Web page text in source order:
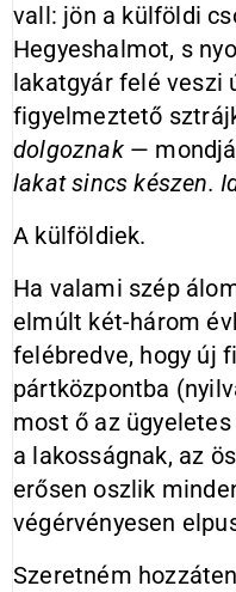
vall: jön a külföldi
Hegyeshalmot, s
lakatgyár felé veszi
figyelmeztető
dolgoznak—
lakat sincs készen.
A külföldiek.
Ha valami szép
elmúlt két-három
felébredve, hogy új
pártközpontba
most ő az
a lakosságnak, az
erősen oszlik
végérvényesen
Szeretném